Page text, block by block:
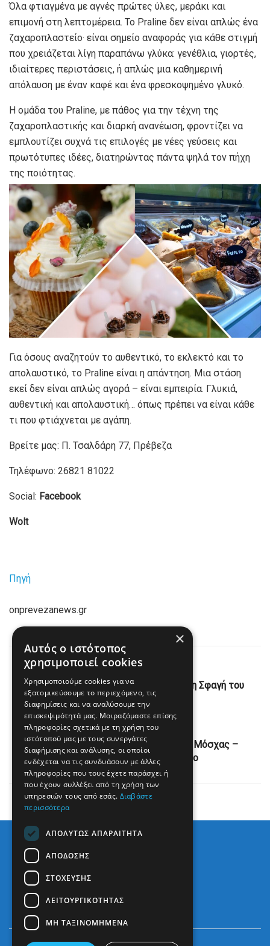
Όλα φτιαγμένα με αγνές πρώτες ύλες, μεράκι και
επιμονή στη λεπτομέρεια. Το Praline δεν είναι απλώς ένα
ζαχαροπλαστείο· είναι σημείο αναφοράς για κάθε στιγμή
που χρειάζεται λίγη παραπάνω γλύκα: γενέθλια, γιορτές,
ιδιαίτερες περιστάσεις, ή απλώς μια καθημερινή
απόλαυση με έναν καφέ και ένα φρεσκοψημένο γλυκό.
Η ομάδα του Praline, με πάθος για την τέχνη της
ζαχαροπλαστικής και διαρκή ανανέωση, φροντίζει να
εμπλουτίζει συχνά τις επιλογές με νέες γεύσεις και
πρωτότυπες ιδέες, διατηρώντας πάντα ψηλά τον πήχη
της ποιότητας.
Για όσους αναζητούν το αυθεντικό, το εκλεκτό και το
απολαυστικό, το Praline είναι η απάντηση. Μια στάση
εκεί δεν είναι απλώς αγορά – είναι εμπειρία. Γλυκιά,
αυθεντική και απολαυστική… όπως πρέπει να είναι κάθε
τι που φτιάχνεται με αγάπη.
Βρείτε μας: Π. Τσαλδάρη 77, Πρέβεζα
Τηλέφωνο: 26821 81022
Social: Facebook
Wolt
Πηγή
onprevezanews.gr
Previous Post
Ένα από τα φρικαλεότερα εγκλήματα η Σφαγή του
Διστόμου
Next Post
Κρεμλίνο: Η βελτίωση των σχέσεων Μόσχας –
Ουάσινγκτον θα πάρει χρόνο
×
Αυτός ο ιστότοπος
χρησιμοποιεί cookies
Χρησιμοποιούμε cookies για να
εξατομικεύσουμε το περιεχόμενο, τις
διαφημίσεις και να αναλύσουμε την
επισκεψιμότητά μας. Μοιραζόμαστε επίσης
πληροφορίες σχετικά με τη χρήση του
ιστότοπού μας με τους συνεργάτες
διαφήμισης και ανάλυσης, οι οποίοι
ενδέχεται να τις συνδυάσουν με άλλες
πληροφορίες που τους έχετε παράσχει ή
που έχουν συλλέξει από τη χρήση των
υπηρεσιών τους από εσάς. Διαβάστε
περισσότερα
ΑΠΟΛΎΤΩΣ ΑΠΑΡΑΊΤΗΤΑ
ΑΠΌΔΟΣΗΣ
ΣΤΌΧΕΥΣΗΣ
ΛΕΙΤΟΥΡΓΙΚΌΤΗΤΑΣ
ΜΗ ΤΑΞΙΝΟΜΗΜΈΝΑ